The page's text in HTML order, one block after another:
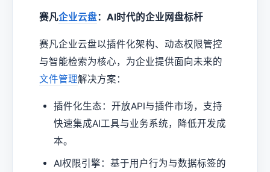
赛凡企业云盘：AI时代的企业网盘标杆
赛凡企业云盘以插件化架构、动态权限管控
与智能检索为核心，为企业提供面向未来的
文件管理解决方案：
插件化生态：开放API与插件市场，支持
快速集成AI工具与业务系统，降低开发成
本。
AI权限引擎：基于用户行为与数据标签的